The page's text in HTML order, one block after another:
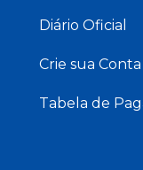
Diário Oficial
Crie sua Conta
Tabela de